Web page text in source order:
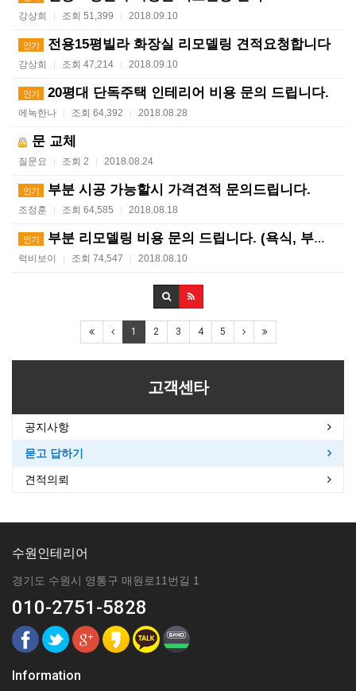
강상희 | 조회 51,399 | 2018.09.10
인기 전용15평빌라 화장실 리모델링 견적요청합니다
강상희 | 조회 47,214 | 2018.09.10
인기 20평대 단독주택 인테리어 비용 문의 드립니다.
에녹한나 | 조회 64,392 | 2018.08.28
문 교체
질문요 | 조회 2 | 2018.08.24
인기 부분 시공 가능할시 가격견적 문의드립니다.
조정훈 | 조회 64,585 | 2018.08.18
인기 부분 리모델링 비용 문의 드립니다. (욕식, 부엌, 방…
럭비보이 | 조회 74,547 | 2018.08.10
1 2 3 4 5
고객센타
공지사항
묻고 답하기
견적의뢰
수원인테리어
경기도 수원시 영통구 매원로11번길 1
010-2751-5828
Information